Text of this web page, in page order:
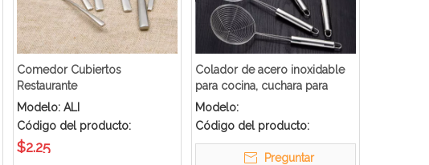
Comedor Cubiertos
Restaurante
Modelo: ALI
Código del producto:
$2.25
Colador de acero inoxidable
para cocina, cuchara para
tamiz frito S/S
Modelo:
Código del producto:
Preguntar